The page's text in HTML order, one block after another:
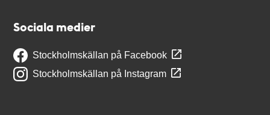
Sociala medier
Stockholmskällan på Facebook
Stockholmskällan på Instagram